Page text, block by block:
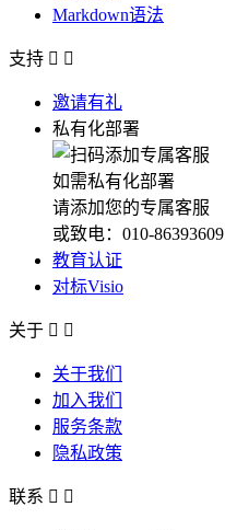
Markdown语法
支持  
邀请有礼
私有化部署
如需私有化部署
请添加您的专属客服
或致电：010-86393609
教育认证
对标Visio
关于  
关于我们
加入我们
服务条款
隐私政策
联系  